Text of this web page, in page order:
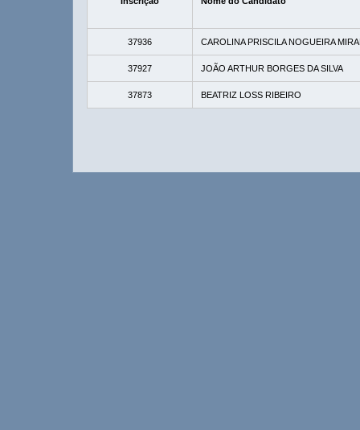
37936 CAROLINA PRISCILA NOGUEIRA
37927 JOÃO ARTHUR BORGES DA SILVA
37873 BEATRIZ LOSS RIBEIRO